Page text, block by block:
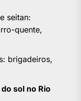
seitan:
quente,
brigadeiros,
sol no Rio